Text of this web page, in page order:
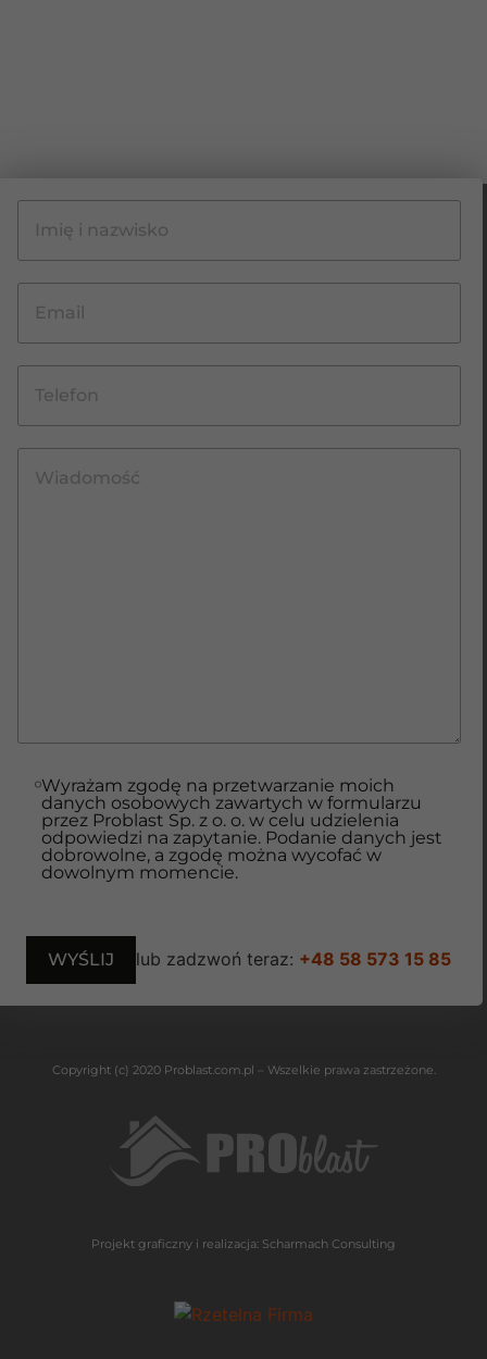
Wyrażam zgodę na przetwarzanie moich
danych osobowych zawartych w formularzu
przez Problast Sp. z o. o. w celu udzielenia
odpowiedzi na zapytanie. Podanie danych jest
dobrowolne, a zgodę można wycofać w
dowolnym momencie.
lub zadzwoń teraz: +48 58 573 15 85
Copyright (c) 2020 Problast.com.pl – Wszelkie prawa zastrzeżone.
Projekt graficzny i realizacja: Scharmach Consulting